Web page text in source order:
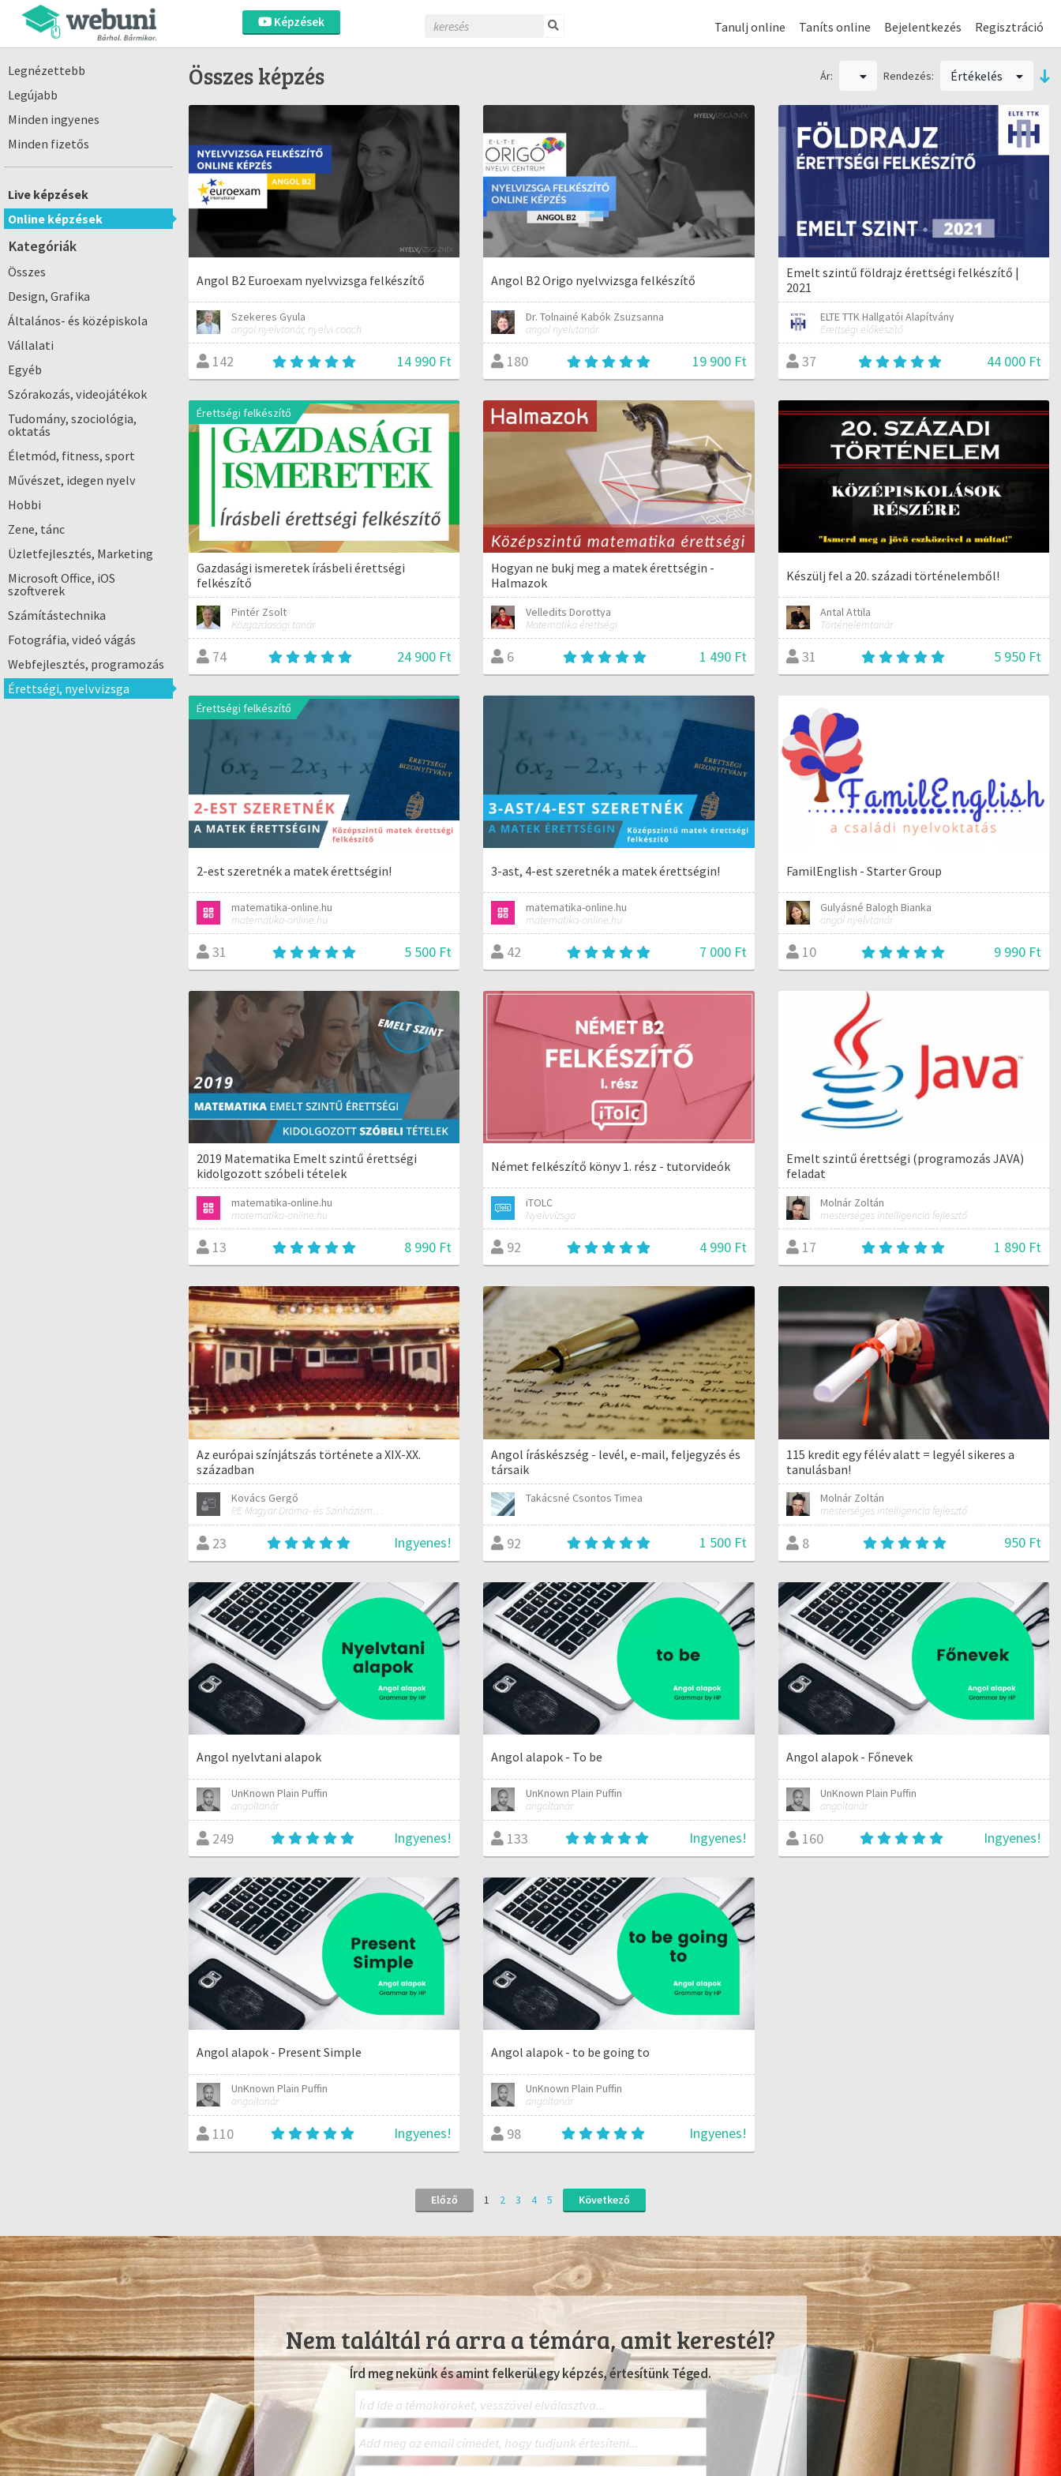
Képzések Tanulj online Taníts online Bejelentkezés Regisztráció
Legnézettebb
Legújabb
Minden ingyenes
Minden fizetős
Live képzések
Online képzések
Kategóriák
Összes
Design, Grafika
Általános- és középiskola
Vállalati
Egyéb
Szórakozás, videojátékok
Tudomány, szociológia,
oktatás
Életmód, fitness, sport
Művészet, idegen nyelv
Hobbi
Zene, tánc
Üzletfejlesztés, Marketing
Microsoft Office, iOS
szoftverek
Számítástechnika
Fotográfia, videó vágás
Webfejlesztés, programozás
Érettségi, nyelvvizsga
Összes képzés Ár: Rendezés: Értékelés
Angol B2 Euroexam nyelvvizsga felkészítő
Szekeres Gyula
angol nyelvtanár, nyelvi coach
142 14 990 Ft
Angol B2 Origo nyelvvizsga felkészítő
Dr. Tolnainé Kabók Zsuzsanna
angol nyelvtanár
180 19 900 Ft
Emelt szintű földrajz érettségi felkészítő |
2021
ELTE TTK Hallgatói Alapítvány
Érettségi előkészítő
37 44 000 Ft
Érettségi felkészítő
Gazdasági ismeretek írásbeli érettségi
felkészítő
Pintér Zsolt
Közgazdasági tanár
74 24 900 Ft
Hogyan ne bukj meg a matek érettségin -
Halmazok
Velledits Dorottya
Matematika érettségi
6 1 490 Ft
Készülj fel a 20. századi történelemből!
Antal Attila
Történelemtanár
31 5 950 Ft
Érettségi felkészítő
2-est szeretnék a matek érettségin!
matematika-online.hu
matematika-online.hu
31 5 500 Ft
3-ast, 4-est szeretnék a matek érettségin!
matematika-online.hu
matematika-online.hu
42 7 000 Ft
FamilEnglish - Starter Group
Gulyásné Balogh Bianka
angol nyelvtanár
10 9 990 Ft
2019 Matematika Emelt szintű érettségi
kidolgozott szóbeli tételek
matematika-online.hu
matematika-online.hu
13 8 990 Ft
Német felkészítő könyv 1. rész - tutorvideók
iTOLC
Nyelvvizsga
92 4 990 Ft
Emelt szintű érettségi (programozás JAVA)
feladat
Molnár Zoltán
mesterséges intelligencia fejlesztő
17 1 890 Ft
Az európai színjátszás története a XIX-XX.
században
Kovács Gergő
PE Magyar Dráma- és Színházismeret szakos hallgató
23 Ingyenes!
Angol íráskészség - levél, e-mail, feljegyzés és
társaik
Takácsné Csontos Timea
92 1 500 Ft
115 kredit egy félév alatt = legyél sikeres a
tanulásban!
Molnár Zoltán
mesterséges intelligencia fejlesztő
8 950 Ft
Angol nyelvtani alapok
UnKnown Plain Puffin
angoltanár
249 Ingyenes!
Angol alapok - To be
UnKnown Plain Puffin
angoltanár
133 Ingyenes!
Angol alapok - Főnevek
UnKnown Plain Puffin
angoltanár
160 Ingyenes!
Angol alapok - Present Simple
UnKnown Plain Puffin
angoltanár
110 Ingyenes!
Angol alapok - to be going to
UnKnown Plain Puffin
angoltanár
98 Ingyenes!
Előző 1 2 3 4 5 Következő
Nem találtál rá arra a témára, amit kerestél?
Írd meg nekünk és amint felkerül egy képzés, értesítünk Téged.